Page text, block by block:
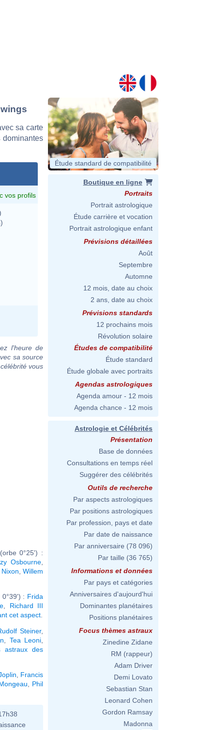
sa carte
vos profils
l'heure de
sa source
vous
0°25') :
Osbourne
,Willem
: Frida
Richard III
cet aspect
Steiner,
Tea Leoni
astraux des
Francis
Phil
Étude standard de compatibilité
Boutique en ligne
Portraits
Portrait astrologique
Étude carrière et vocation
Portrait astrologique enfant
Prévisions détaillées
Août
Septembre
Automne
12 mois, date au choix
2 ans, date au choix
Prévisions standards
12 prochains mois
Révolution solaire
Études de compatibilité
Étude standard
Étude globale avec portraits
Agendas astrologiques
Agenda amour - 12 mois
Agenda chance - 12 mois
Astrologie et Célébrités
Présentation
Base de données
Consultations en temps réel
Suggérer des célébrités
Outils de recherche
Par aspects astrologiques
Par positions astrologiques
Par profession, pays et date
Par date de naissance
Par anniversaire (78 096)
Par taille (36 765)
Informations et données
Par pays et catégories
Anniversaires d'aujourd'hui
Dominantes planétaires
Positions planétaires
Focus thèmes astraux
Zinedine Zidane
RM (rappeur)
Adam Driver
Demi Lovato
Sebastian Stan
Leonard Cohen
Gordon Ramsay
Madonna